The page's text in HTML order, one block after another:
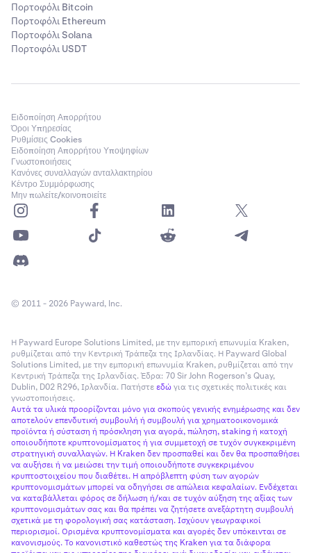
Πορτοφόλι Bitcoin
Πορτοφόλι Ethereum
Πορτοφόλι Solana
Πορτοφόλι USDT
Ειδοποίηση Απορρήτου
Όροι Υπηρεσίας
Ρυθμίσεις Cookies
Ειδοποίηση Απορρήτου Υποψηφίων
Γνωστοποιήσεις
Κανόνες συναλλαγών ανταλλακτηρίου
Κέντρο Συμμόρφωσης
Μην πωλείτε/κοινοποιείτε
© 2011 - 2026 Payward, Inc.
Η Payward Europe Solutions Limited, με την εμπορική επωνυμία Kraken,
ρυθμίζεται από την Κεντρική Τράπεζα της Ιρλανδίας. Η Payward Global
Solutions Limited, με την εμπορική επωνυμία Kraken, ρυθμίζεται από την
Κεντρική Τράπεζα της Ιρλανδίας. Έδρα: 70 Sir John Rogerson’s Quay,
Dublin, D02 R296, Ιρλανδία. Πατήστεεδώγια τις σχετικές πολιτικές και
γνωστοποιήσεις.
Αυτά τα υλικά προορίζονται μόνο για σκοπούς γενικής ενημέρωσης και δεν
αποτελούν επενδυτική συμβουλή ή συμβουλή για χρηματοοικονομικά
προϊόντα ή σύσταση ή πρόσκληση για αγορά, πώληση, staking ή κατοχή
οποιουδήποτε κρυπτονομίσματος ή για συμμετοχή σε τυχόν συγκεκριμένη
στρατηγική συναλλαγών. Η Kraken δεν προσπαθεί και δεν θα προσπαθήσει
να αυξήσει ή να μειώσει την τιμή οποιουδήποτε συγκεκριμένου
κρυπτοστοιχείου που διαθέτει. Η απρόβλεπτη φύση των αγορών
κρυπτονομισμάτων μπορεί να οδηγήσει σε απώλεια κεφαλαίων. Ενδέχεται
να καταβάλλεται φόρος σε δήλωση ή/και σε τυχόν αύξηση της αξίας των
κρυπτονομισμάτων σας και θα πρέπει να ζητήσετε ανεξάρτητη συμβουλή
σχετικά με τη φορολογική σας κατάσταση. Ισχύουν γεωγραφικοί
περιορισμοί. Ορισμένα κρυπτονομίσματα και αγορές δεν υπόκεινται σε
κανονισμούς. Το κανονιστικό καθεστώς της Kraken για τα διάφορα